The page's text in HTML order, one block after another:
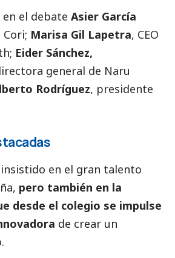
el debate Asier García
Cori; Marisa Gil Lapetra, CEO
Eider Sánchez,
general de Naru
Rodríguez, presidente
en el gran talento
pero también en la
desde el colegio se impulse
de crear un